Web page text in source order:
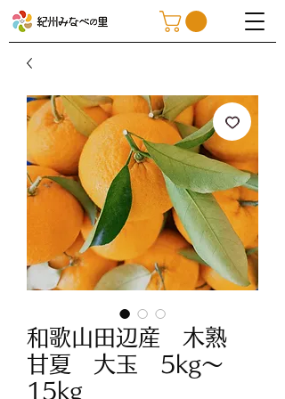
和歌山田辺産 木熟
甘夏 大玉 5kg～
15kg